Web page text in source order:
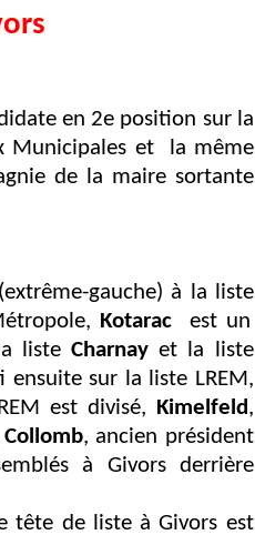
en 2e position sur la
Municipales et
la même
de la maire sortante
(extrême-gauche) à la liste
Kotarac
est un
la listeCharnay et la liste
ensuite sur la liste LREM,
est divisé, Kimelfeld,
Collomb, ancien président
à Givors derrière
tête de liste à Givors est